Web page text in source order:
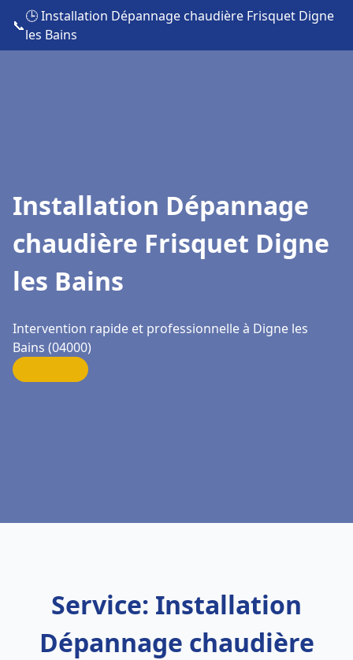
📞
🕒 Installation Dépannage chaudière Frisquet Digne
les Bains
Installation Dépannage
chaudière Frisquet Digne
les Bains
Intervention rapide et professionnelle à Digne les
Bains (04000)
Service: Installation
Dépannage chaudière